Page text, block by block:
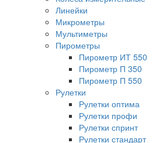
Линейки
Микрометры
Мультиметры
Пирометры
Пирометр ИТ 550
Пирометр П 350
Пирометр П 550
Рулетки
Рулетки оптима
Рулетки профи
Рулетки спринт
Рулетки стандарт